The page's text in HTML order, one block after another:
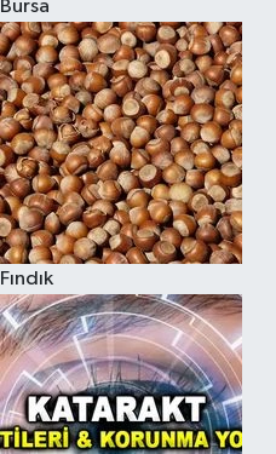
Bursa
Fındık